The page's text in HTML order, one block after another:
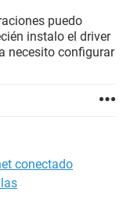
puedo
instalo el driver
necesito configurar
conectado